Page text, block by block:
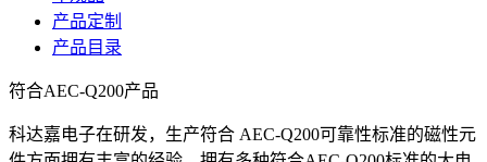
产品定制
产品目录
符合AEC-Q200产品
科达嘉电子在研发，生产符合 AEC-Q200可靠性标准的磁性元